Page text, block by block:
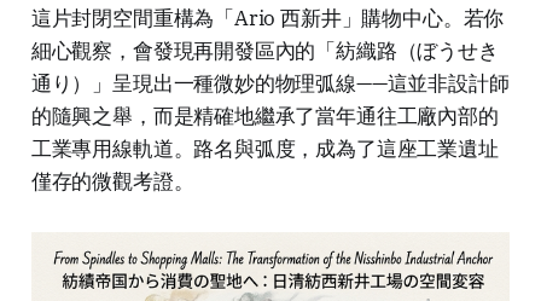
這片封閉空間重構為「Ario 西新井」購物中心。若你
細心觀察，會發現再開發區內的「紡織路（ぼうせき
通り）」呈現出一種微妙的物理弧線——這並非設計師
的隨興之舉，而是精確地繼承了當年通往工廠內部的
工業專用線軌道。路名與弧度，成為了這座工業遺址
僅存的微觀考證。